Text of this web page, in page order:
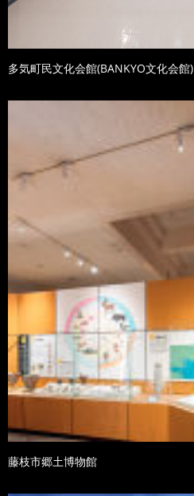
多気町民文化会館(BANKYO文化会館)
藤枝市郷土博物館